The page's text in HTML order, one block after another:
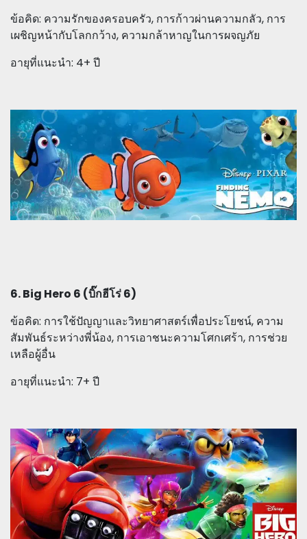
ข้อคิด: ความรักของครอบครัว, การก้าวผ่านความกลัว, การ
เผชิญหน้ากับโลกกว้าง, ความกล้าหาญในการผจญภัย
อายุที่แนะนำ: 4+ ปี
6. Big Hero 6 (บิ๊กฮีโร่ 6)
ข้อคิด: การใช้ปัญญาและวิทยาศาสตร์เพื่อประโยชน์, ความ
สัมพันธ์ระหว่างพี่น้อง, การเอาชนะความโศกเศร้า, การช่วย
เหลือผู้อื่น
อายุที่แนะนำ: 7+ ปี